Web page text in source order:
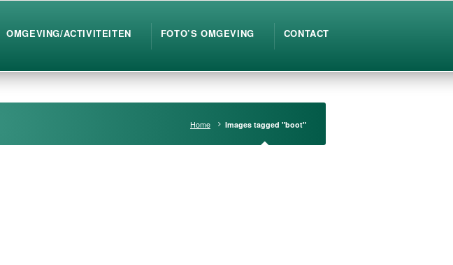
OMGEVING/ACTIVITEITEN FOTO’S OMGEVING CONTACT
Home Images tagged "boot"